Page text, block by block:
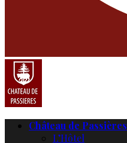
Château de Passières
L’Hôtel